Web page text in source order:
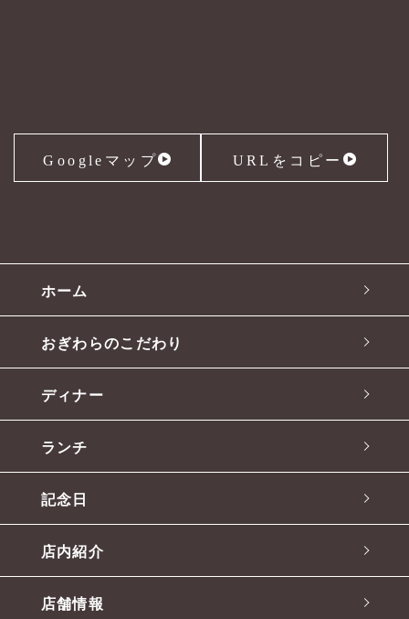
Googleマップ URLをコピー
ホーム
おぎわらのこだわり
ディナー
ランチ
記念日
店内紹介
店舗情報